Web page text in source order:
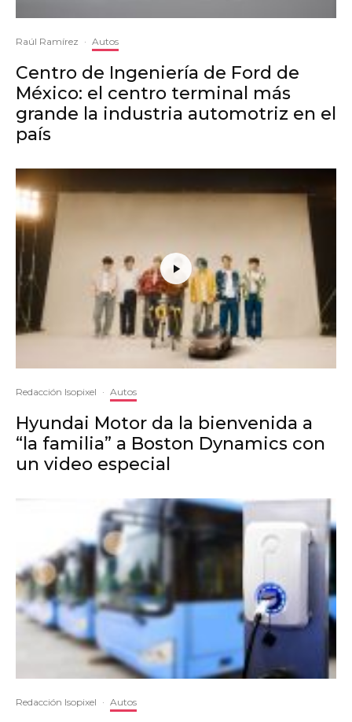
Raúl Ramírez · Autos
Centro de Ingeniería de Ford de
México: el centro terminal más
grande la industria automotriz en el
país
Redacción Isopixel · Autos
Hyundai Motor da la bienvenida a
“la familia” a Boston Dynamics con
un video especial
Redacción Isopixel · Autos